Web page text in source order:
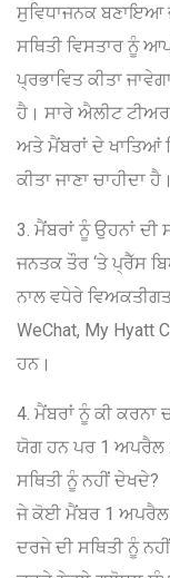
ਸੁਵਿਧਾਜਨਕ ਬਣਾਇਆ
ਸਥਿਤੀ ਵਿਸਤਾਰ ਨੂੰ
ਪ੍ਰਭਾਵਿਤ ਕੀਤਾ
ਹੈ। ਸਾਰੇ ਐਲੀਟ ਟੀਅਰ
ਅਤੇ ਮੈਂਬਰਾਂ ਦੇ ਖਾਤਿਆਂ
ਕੀਤਾ ਜਾਣਾ ਚਾਹੀਦਾ ਹੈ।
3. ਮੈਂਬਰਾਂ ਨੂੰ ਉਹਨਾਂ ਦੀ
ਜਨਤਕ ਤੌਰ ‘ਤੇ ਪ੍ਰੈੱਸ
ਨਾਲ ਵਧੇਰੇ
WeChat, My Hyatt
ਹਨ।
4. ਮੈਂਬਰਾਂ ਨੂੰ ਕੀ ਕਰਨਾ
ਯੋਗ ਹਨ ਪਰ 1 ਅਪਰੈਲ
ਸਥਿਤੀ ਨੂੰ ਨਹੀਂ ਦੇਖਦੇ?
ਜੇ ਕੋਈ ਮੈਂਬਰ 1 ਅਪਰੈਲ
ਦਰਜੇ ਦੀ ਸਥਿਤੀ ਨੂੰ